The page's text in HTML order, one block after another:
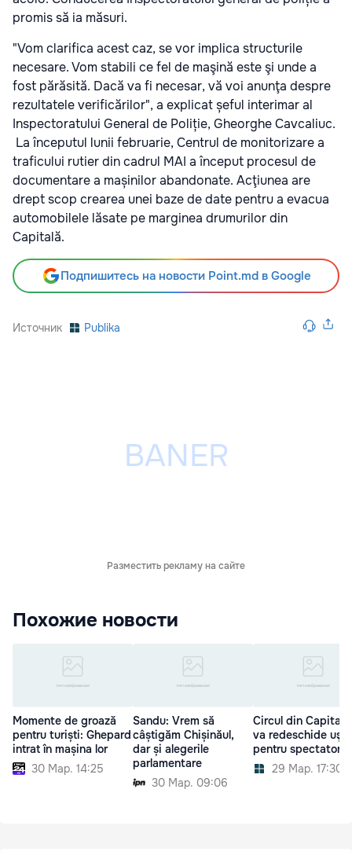
promis să ia măsuri.
"Vom clarifica acest caz, se vor implica structurile
necesare. Vom stabili ce fel de maşină este şi unde a
fost părăsită. Dacă va fi necesar, vă voi anunţa despre
rezultatele verificărilor", a explicat șeful interimar al
Inspectoratului General de Poliție, Gheorghe Cavcaliuc.
La începutul lunii februarie, Centrul de monitorizare a
traficului rutier din cadrul MAI a început procesul de
documentare a mașinilor abandonate. Acţiunea are
drept scop crearea unei baze de date pentru a evacua
automobilele lăsate pe marginea drumurilor din
Capitală.
Подпишитесь на новости Point.md в Google
Источник Publika
Разместить рекламу на сайте
Похожие новости
Momente de groază
pentru turiști: Ghepard
intrat în mașina lor
30 Мар. 14:25
Sandu: Vrem să
câștigăm Chișinăul,
dar și alegerile
parlamentare
30 Мар. 09:06
Circul din Capitală
va redeschide
pentru spectatori
29 Мар. 17:30